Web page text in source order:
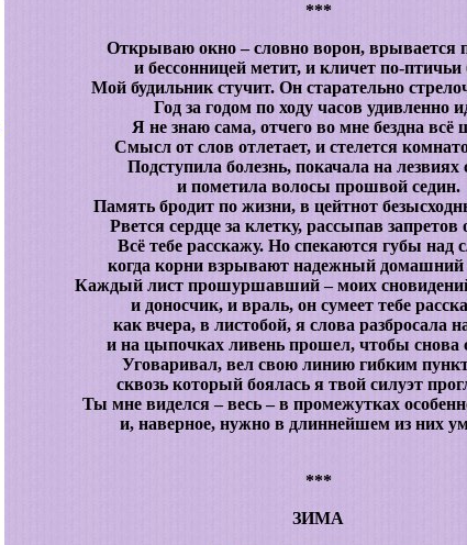
***
Открываю окно – словно ворон, врывается
и бессонницей метит, и кличет по-птичьи
Мой будильник стучит. Он старательно
Год за годом по ходу часов удивленно
Я не знаю сама, отчего во мне бездна всё
Смысл от слов отлетает, и стелется
Подступила болезнь, покачала на лезвиях
и пометила волосы прошвой седин.
Память бродит по жизни, в цейтнот
Рвется сердце за клетку, рассыпав
Всё тебе расскажу. Но спекаются губы над
когда корни взрывают надежный домашний
Каждый лист прошуршавший – моих
и доносчик, и враль, он сумеет тебе
как вчера, в листобой, я слова разбросала
и на цыпочках ливень прошел, чтобы снова
Уговаривал, вел свою линию гибким
сквозь который боялась я твой силуэт
Ты мне виделся – весь – в промежутках
и, наверное, нужно в длиннейшем из них
***
ЗИМА